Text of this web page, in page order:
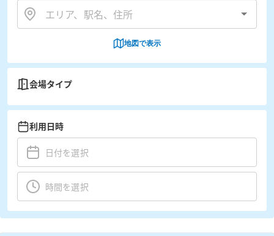
地図で表示
会場タイプ
利用日時